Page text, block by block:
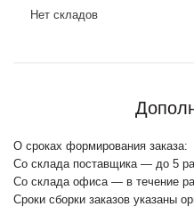
Нет складов
О сроках формирования заказа:
Со склада поставщика — до 5
Со склада офиса — в течение
Сроки сборки заказов указаны